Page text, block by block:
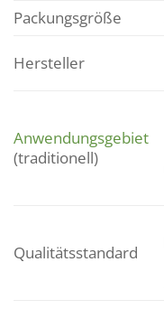
Packungsgröße
Hersteller
Anwendungsgebiet
(traditionell)
Qualitätsstandard